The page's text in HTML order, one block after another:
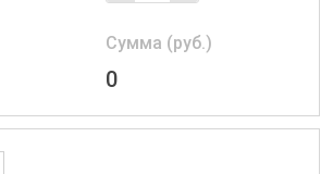
Сумма (руб.)
0